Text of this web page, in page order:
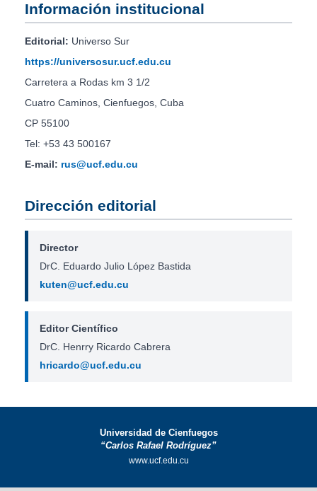
Información institucional
Editorial: Universo Sur
https://universosur.ucf.edu.cu
Carretera a Rodas km 3 1/2
Cuatro Caminos, Cienfuegos, Cuba
CP 55100
Tel: +53 43 500167
E-mail: rus@ucf.edu.cu
Dirección editorial
Director
DrC. Eduardo Julio López Bastida
kuten@ucf.edu.cu
Editor Científico
DrC. Henrry Ricardo Cabrera
hricardo@ucf.edu.cu
Universidad de Cienfuegos
“Carlos Rafael Rodríguez”
www.ucf.edu.cu